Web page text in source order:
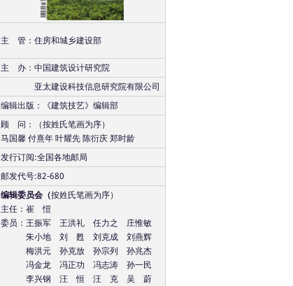
主 管：住房和城乡建设部
主 办：中国建筑设计研究院
亚太建设科技信息研究院有限公司
编辑出版：《建筑技艺》编辑部
顾 问：（按姓氏笔画为序）
马国馨 付熹年 叶耀先 陈衍庆 郑时龄
发行订阅:全国各地邮局
邮发代号:82-680
编辑委员会（按姓氏笔画为序）
主任：崔 愷
委员：王振军 王洪礼 任力之 庄惟敏
朱小地 刘 甦 刘克成 刘燕辉
梅洪元 孙克放 孙宗列 孙兆杰
冯金龙 冯正功 冯志涛 孙一民
李兴钢 汪 恒 汪 克 吴 蔚